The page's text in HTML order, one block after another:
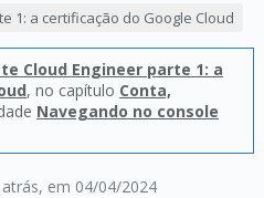
, em 04/04/2024
1: a certificação do Google Cloud
Cloud Engineer parte 1: a
, no capítulo Conta,
Navegando no console